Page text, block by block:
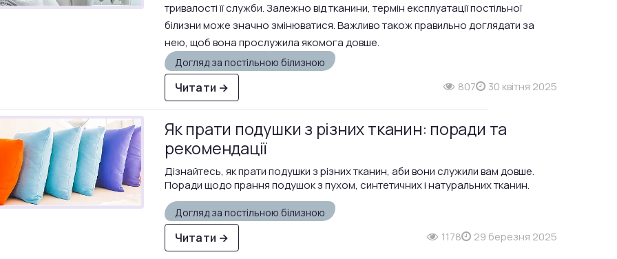
тривалості її служби. Залежно від тканини, термін експлуатації постільної
білизни може значно змінюватися. Важливо також правильно доглядати за
нею, щоб вона прослужила якомога довше.
Догляд за постільною білизною
Читати → 807 30 квітня 2025
Як прати подушки з різних тканин: поради та
рекомендації
Дізнайтесь, як прати подушки з різних тканин, аби вони служили вам довше.
Поради щодо прання подушок з пухом, синтетичних і натуральних тканин.
Догляд за постільною білизною
Читати → 1178 29 березня 2025